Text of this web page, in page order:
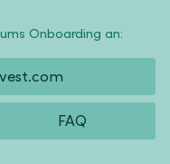
Onboarding an:
FAQ